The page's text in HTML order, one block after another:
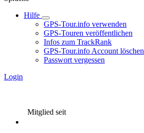
Hilfe
GPS-Tour.info verwenden
GPS-Touren veröffentlichen
Infos zum TrackRank
GPS-Tour.info Account löschen
Passwort vergessen
Login
Mitglied seit